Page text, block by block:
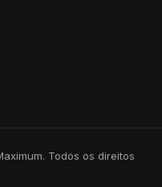
Todos os direitos